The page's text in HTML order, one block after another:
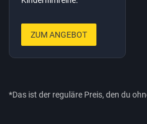
ZUM ANGEBOT
*Das ist der reguläre Preis, den du